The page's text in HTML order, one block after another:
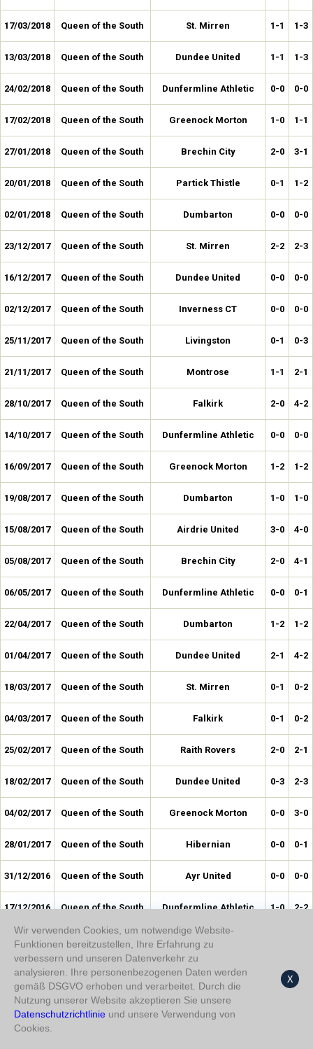
17/03/2018 Queen of the South St. Mirren 1-1 1-3
13/03/2018 Queen of the South Dundee United 1-1 1-3
24/02/2018 Queen of the South Dunfermline Athletic 0-0 0-0
17/02/2018 Queen of the South Greenock Morton 1-0 1-1
27/01/2018 Queen of the South Brechin City 2-0 3-1
20/01/2018 Queen of the South Partick Thistle 0-1 1-2
02/01/2018 Queen of the South Dumbarton 0-0 0-0
23/12/2017 Queen of the South St. Mirren 2-2 2-3
16/12/2017 Queen of the South Dundee United 0-0 0-0
02/12/2017 Queen of the South Inverness CT 0-0 0-0
25/11/2017 Queen of the South Livingston 0-1 0-3
21/11/2017 Queen of the South Montrose 1-1 2-1
28/10/2017 Queen of the South Falkirk 2-0 4-2
14/10/2017 Queen of the South Dunfermline Athletic 0-0 0-0
16/09/2017 Queen of the South Greenock Morton 1-2 1-2
19/08/2017 Queen of the South Dumbarton 1-0 1-0
15/08/2017 Queen of the South Airdrie United 3-0 4-0
05/08/2017 Queen of the South Brechin City 2-0 4-1
06/05/2017 Queen of the South Dunfermline Athletic 0-0 0-1
22/04/2017 Queen of the South Dumbarton 1-2 1-2
01/04/2017 Queen of the South Dundee United 2-1 4-2
18/03/2017 Queen of the South St. Mirren 0-1 0-2
04/03/2017 Queen of the South Falkirk 0-1 0-2
25/02/2017 Queen of the South Raith Rovers 2-0 2-1
18/02/2017 Queen of the South Dundee United 0-3 2-3
04/02/2017 Queen of the South Greenock Morton 0-0 3-0
28/01/2017 Queen of the South Hibernian 0-0 0-1
31/12/2016 Queen of the South Ayr United 0-0 0-0
17/12/2016 Queen of the South Dunfermline Athletic 1-0 2-2
06/12/2016 Queen of the South
03/12/2016 Queen of the South Dumbarton 0-2 1-2
12/11/2016 Queen of the South Alloa Athletic
05/11/2016
Wir verwenden Cookies, um notwendige Website-
Funktionen bereitzustellen, Ihre Erfahrung zu
verbessern und unseren Datenverkehr zu
analysieren. Ihre personenbezogenen Daten werden
gemäß DSGVO erhoben und verarbeitet. Durch die
Nutzung unserer Website akzeptieren Sie unsere
Datenschutzrichtlinie und unsere Verwendung von
Cookies.
X